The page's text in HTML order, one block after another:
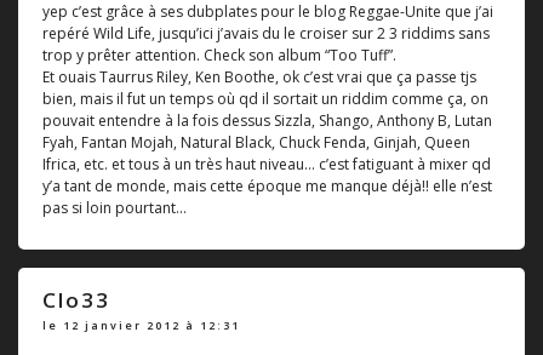
yep c’est grâce à ses dubplates pour le blog Reggae-Unite que j’ai
repéré Wild Life, jusqu’ici j’avais du le croiser sur 2 3 riddims sans
trop y prêter attention. Check son album “Too Tuff”.
Et ouais Taurrus Riley, Ken Boothe, ok c’est vrai que ça passe tjs
bien, mais il fut un temps où qd il sortait un riddim comme ça, on
pouvait entendre à la fois dessus Sizzla, Shango, Anthony B, Lutan
Fyah, Fantan Mojah, Natural Black, Chuck Fenda, Ginjah, Queen
Ifrica, etc. et tous à un très haut niveau... c’est fatiguant à mixer qd
y’a tant de monde, mais cette époque me manque déjà!! elle n’est
pas si loin pourtant...
Clo33
le 12 janvier 2012 à 12:31